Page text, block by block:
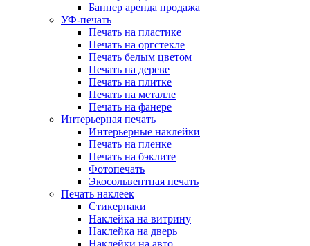
Баннер аренда продажа
УФ-печать
Печать на пластике
Печать на оргстекле
Печать белым цветом
Печать на дереве
Печать на плитке
Печать на металле
Печать на фанере
Интерьерная печать
Интерьерные наклейки
Печать на пленке
Печать на бэклите
Фотопечать
Экосольвентная печать
Печать наклеек
Стикерпаки
Наклейка на витрину
Наклейка на дверь
Наклейки на авто